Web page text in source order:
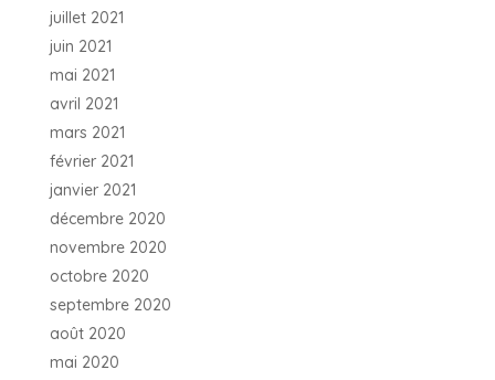
juillet 2021
juin 2021
mai 2021
avril 2021
mars 2021
février 2021
janvier 2021
décembre 2020
novembre 2020
octobre 2020
septembre 2020
août 2020
mai 2020